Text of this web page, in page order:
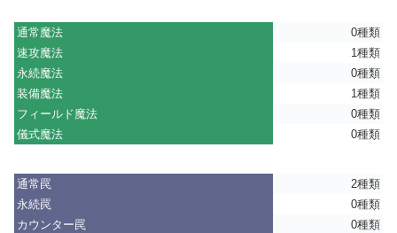
通常魔法
0種類
速攻魔法
1種類
永続魔法
0種類
装備魔法
1種類
フィールド魔法
0種類
儀式魔法
0種類
通常罠
2種類
永続罠
0種類
カウンター罠
0種類